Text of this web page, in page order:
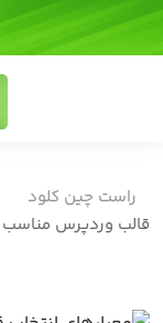
راست چین کلود
قالب وردپرس مناسب